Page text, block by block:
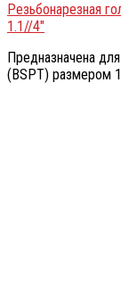
Резьбонарезная
1.1//4″
Предназначена
(BSPT) размером